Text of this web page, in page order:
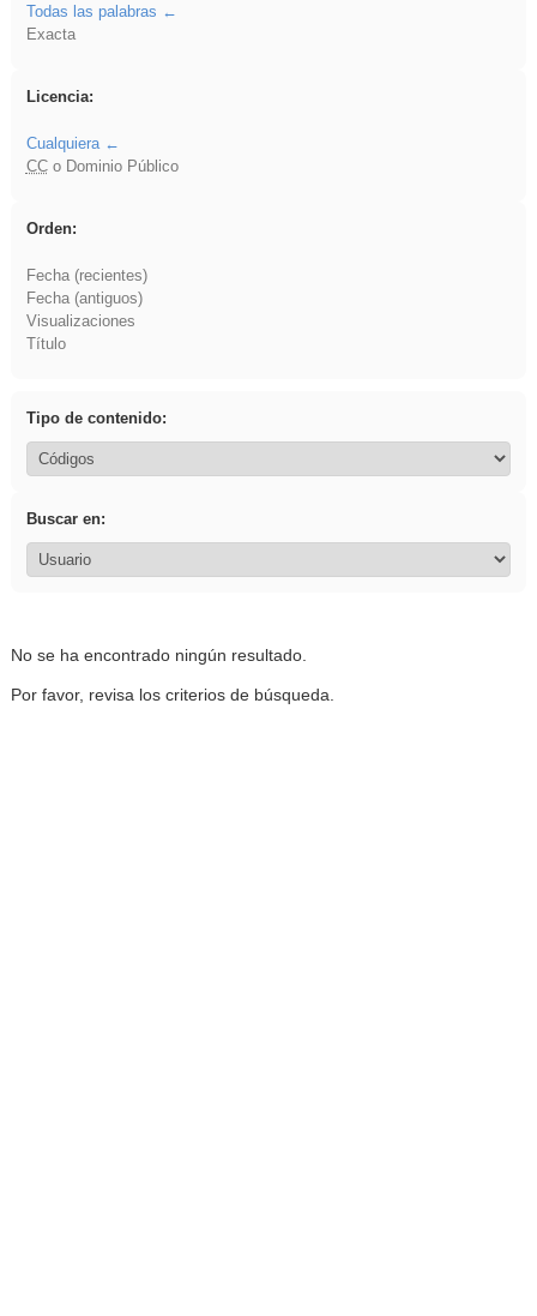
Todas las palabras
Exacta
Licencia:
Cualquiera
CCo Dominio Público
Orden:
Fecha (recientes)
Fecha (antiguos)
Visualizaciones
Título
Tipo de contenido:
Buscar en:
No se ha encontrado ningún resultado.
Por favor, revisa los criterios de búsqueda.